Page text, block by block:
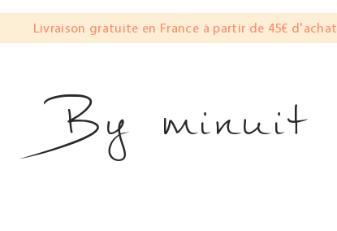
Livraison gratuite en France à partir de 45€ d'achat
By minuit